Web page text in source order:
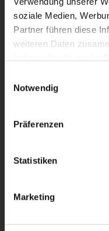
soziale Medien,
Partner führen diese
weiteren Daten
Notwendig
Präferenzen
Statistiken
Marketing
Ich interessiere
Bergsport/
Sport &
Yoga &
Performance
Ganzjährig
Stärker